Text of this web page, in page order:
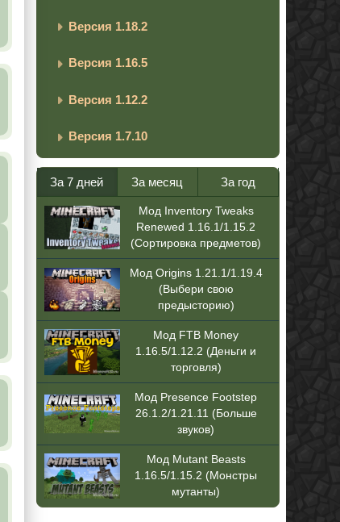
Версия 1.18.2
Версия 1.16.5
Версия 1.12.2
Версия 1.7.10
За 7 дней За месяц За год
Мод Inventory Tweaks
Renewed 1.16.1/1.15.2
(Сортировка предметов)
Мод Origins 1.21.1/1.19.4
(Выбери свою
предысторию)
Мод FTB Money
1.16.5/1.12.2 (Деньги и
торговля)
Мод Presence Footstep
26.1.2/1.21.11 (Больше
звуков)
Мод Mutant Beasts
1.16.5/1.15.2 (Монстры
мутанты)